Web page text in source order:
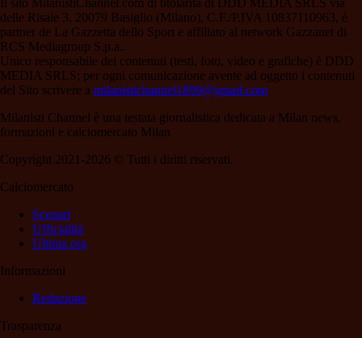
Il sito MilanistiChannel.com di titolarità di DDD MEDIA SRLS via
delle Risaie 3, 20079 Basiglio (Milano), C.F./P.IVA 10837110963, è
partner de La Gazzetta dello Sport e affiliato al network Gazzanet di
RCS Mediagroup S.p.a..
Unico responsabile dei contenuti (testi, foto, video e grafiche) è DDD
MEDIA SRLS; per ogni comunicazione avente ad oggetto i contenuti
del Sito scrivere a milanistichannel1899@gmail.com
Milanisti Channel è una testata giornalistica dedicata a Milan news,
formazioni e calciomercato Milan
Copyright 2021-2026 © Tutti i diritti riservati.
Calciomercato
Scenari
Ufficialità
Ultima ora
Informazioni
Redazione
Trasparenza